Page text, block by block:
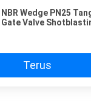
NBR Wedge PN25
Gate Valve
Terus